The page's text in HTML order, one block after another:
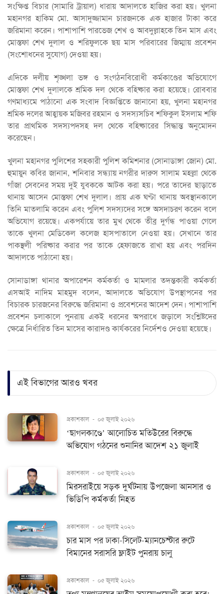
সংক্ষিপ্ত বিচার (সামারি ট্রায়াল) ধারায় আদালতে হাজির করা হয়। খুলনা
মহানগর হাকিম মো. আসাদুজ্জামান চারজনকে এক হাজার টাকা করে
জরিমানা করেন। পাশাপাশি পারভেজ শেখ ও আবদুল্লাহকে তিন মাস এবং
মোস্তফা শেখ দুলাল ও শরিফুলকে ছয় মাস পরিবারের জিম্মায় প্রবেশন
(সংশোধনের সুযোগ) দেওয়া হয়।
এদিকে দলীয় শৃঙ্খলা ভঙ্গ ও সংগঠনবিরোধী কর্মকাণ্ডের অভিযোগে
মোস্তফা শেখ দুলালকে শ্রমিক দল থেকে বহিষ্কার করা হয়েছে। রোববার
গণমাধ্যমে পাঠানো এক সংবাদ বিজ্ঞপ্তিতে জানানো হয়, খুলনা মহানগর
শ্রমিক দলের আহ্বায়ক মজিবর রহমান ও সদস্যসচিব শফিকুল ইসলাম শফি
তার প্রাথমিক সদস্যপদসহ দল থেকে বহিষ্কারের সিদ্ধান্ত অনুমোদন
করেছেন।
খুলনা মহানগর পুলিশের সহকারী পুলিশ কমিশনার (সোনাডাঙ্গা জোন) মো.
হুমায়ুন কবির জানান, শনিবার সন্ধ্যায় নগরীর দারুস সালাম মহল্লা থেকে
গাঁজা সেবনের সময় দুই যুবককে আটক করা হয়। পরে তাদের ছাড়াতে
থানায় আসেন মোস্তফা শেখ দুলাল। প্রায় এক ঘণ্টা থানায় অবস্থানকালে
তিনি মাতলামি করেন এবং পুলিশ সদস্যদের সঙ্গে অসদাচরণ করেন বলে
অভিযোগ রয়েছে। একপর্যায়ে তার মুখ থেকে তীব্র দুর্গন্ধ পাওয়া গেলে
তাকে খুলনা মেডিকেল কলেজ হাসপাতালে নেওয়া হয়। সেখানে তার
পাকস্থলী পরিষ্কার করার পর তাকে হেফাজতে রাখা হয় এবং পরদিন
আদালতে পাঠানো হয়।
সোনাডাঙ্গা থানার অপারেশন কর্মকর্তা ও মামলার তদন্তকারী কর্মকর্তা
এসআই নাদিম মাহমুদ বলেন, আদালতে অভিযোগ উপস্থাপনের পর
বিচারক চারজনের বিরুদ্ধে জরিমানা ও প্রবেশনের আদেশ দেন। পাশাপাশি
প্রবেশন চলাকালে পুনরায় একই ধরনের অপরাধে জড়ালে সংশ্লিষ্টদের
ক্ষেত্রে নির্ধারিত তিন মাসের কারাদণ্ড কার্যকরের নির্দেশও দেওয়া হয়েছে।
এই বিভাগের আরও খবর
প্রকাশকাল - ০৫ জুলাই ২০২৬
‘ছাগলকাণ্ডে’ আলোচিত মতিউরের বিরুদ্ধে
অভিযোগ গঠনের শুনানির আদেশ ২১ জুলাই
প্রকাশকাল - ০৫ জুলাই ২০২৬
মিরসরাইয়ে সড়ক দুর্ঘটনায় উপজেলা আনসার ও
ভিডিপি কর্মকর্তা নিহত
প্রকাশকাল - ০৫ জুলাই ২০২৬
চার মাস পর ঢাকা-সিলেট-ম্যানচেস্টার রুটে
বিমানের সরাসরি ফ্লাইট পুনরায় চালু
প্রকাশকাল - ০৫ জুলাই ২০২৬